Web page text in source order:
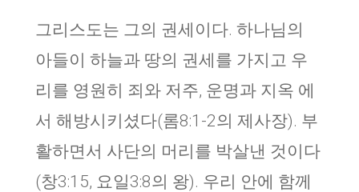
그리스도는 그의 권세이다. 하나님의
아들이 하늘과 땅의 권세를 가지고 우
리를 영원히 죄와 저주, 운명과 지옥 에
서 해방시키셨다(롬8:1-2의 제사장). 부
활하면서 사단의 머리를 박살낸 것이다
(창3:15, 요일3:8의 왕). 우리 안에 함께